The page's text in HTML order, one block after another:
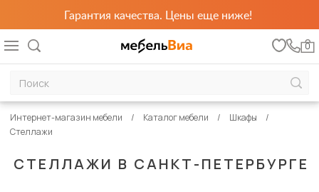
Гарантия качества. Цены еще ниже!
0
СТЕЛЛАЖИ В САНКТ-ПЕТЕРБУРГЕ
Интернет-магазин мебели Каталог мебели
Шкафы
Стеллажи